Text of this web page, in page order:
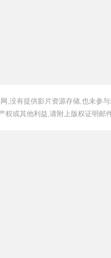
,没有提供影片资源存储,也未参
权或其他利益,请附上版权证明